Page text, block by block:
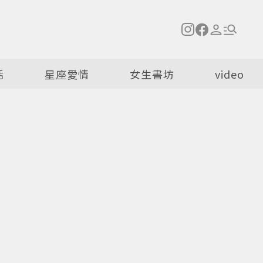
星座愛情 女生書坊 video